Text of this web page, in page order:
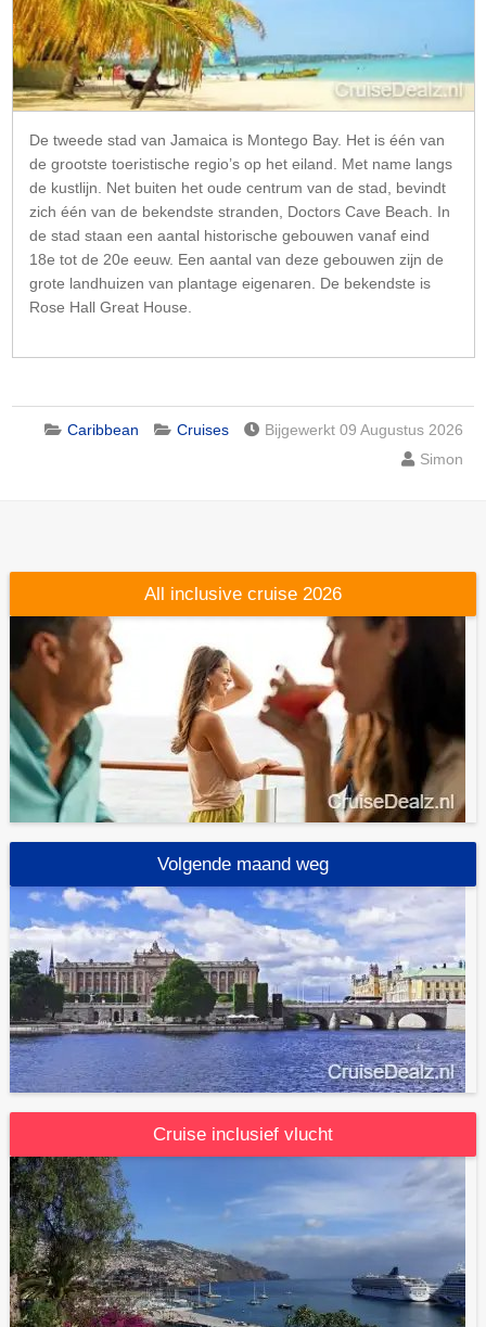
De tweede stad van Jamaica is Montego Bay. Het is één van
de grootste toeristische regio’s op het eiland. Met name langs
de kustlijn. Net buiten het oude centrum van de stad, bevindt
zich één van de bekendste stranden, Doctors Cave Beach. In
de stad staan een aantal historische gebouwen vanaf eind
18e tot de 20e eeuw. Een aantal van deze gebouwen zijn de
grote landhuizen van plantage eigenaren. De bekendste is
Rose Hall Great House.
Caribbean Cruises
Bijgewerkt 09 Augustus 2026
Simon
All inclusive cruise 2026
Volgende maand weg
Cruise inclusief vlucht